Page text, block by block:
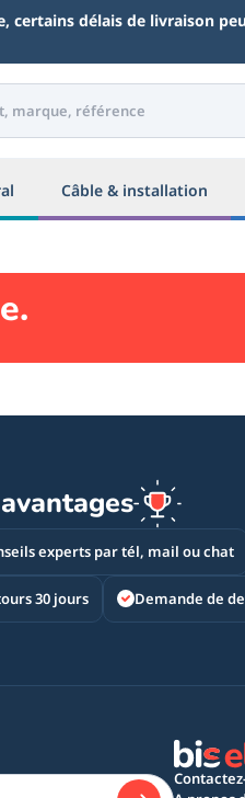
certains délais de livraison
Câble & installation
experts par tél, mail ou chat
30 jours Demande de